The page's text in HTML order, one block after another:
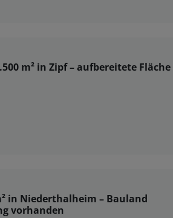
m² in Zipf – aufbereitete Fläche
in Niederthalheim – Bauland
vorhanden